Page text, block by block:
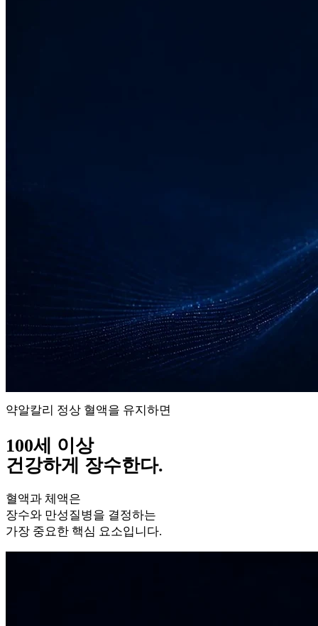
약알칼리 정상 혈액을 유지하면
100세 이상
건강하게 장수한다.
혈액과 체액은
장수와 만성질병을 결정하는
가장 중요한 핵심 요소입니다.